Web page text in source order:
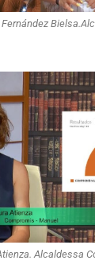
Alcaldessa